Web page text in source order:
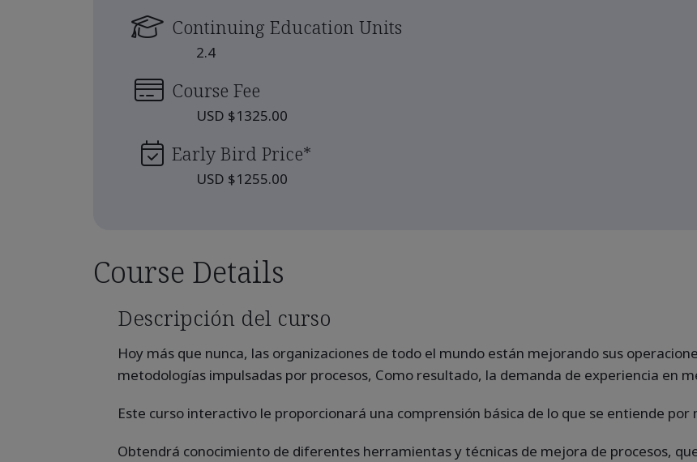
Continuing Education Units
2.4
Course Fee
USD $1325.00
Early Bird Price*
USD $1255.00
Course Details
Descripción del curso
Hoy más que nunca, las organizaciones de todo el mundo están mejorando sus
metodologías impulsadas por procesos, Como resultado, la demanda de experiencia en
Este curso interactivo le proporcionará una comprensión básica de lo que se entiende por
Obtendrá conocimiento de diferentes herramientas y técnicas de mejora de procesos,